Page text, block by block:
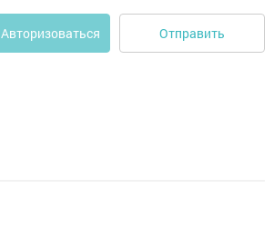
Авторизоваться Отправить